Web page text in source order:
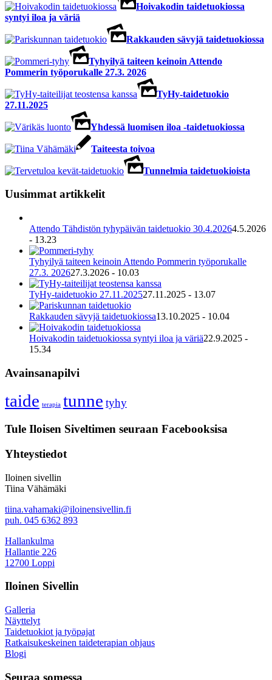
Hoivakodin taidetuokiossa
syntyi iloa ja väriä
Rakkauden sävyjä taidetuokiossa
Tyhyilyä taiteen keinoin Attendo
Pommerin työporukalle 27.3. 2026
TyHy-taidetuokio
27.11.2025
Yhdessä luomisen iloa -taidetuokiossa
Taiteesta toivoa
Tunnelmia taidetuokioista
Uusimmat artikkelit
Attendo Tähdistön tyhypäivän taidetuokio 30.4.20264.5.2026
- 13.23
Tyhyilyä taiteen keinoin Attendo Pommerin työporukalle
27.3. 202627.3.2026 - 10.03
TyHy-taidetuokio 27.11.202527.11.2025 - 13.07
Rakkauden sävyjä taidetuokiossa13.10.2025 - 10.04
Hoivakodin taidetuokiossa syntyi iloa ja väriä22.9.2025 -
15.34
Avainsanapilvi
taide terapia tunne tyhy
Tule Iloisen Siveltimen seuraan Facebooksisa
Yhteystiedot
Iloinen sivellin
Tiina Vähämäki
tiina.vahamaki@iloinensivellin.fi
puh. 045 6362 893
Hallankulma
Hallantie 226
12700 Loppi
Iloinen Sivellin
Galleria
Näyttelyt
Taidetuokiot ja työpajat
Ratkaisukeskeinen taideterapian ohjaus
Blogi
Seuraa somessa